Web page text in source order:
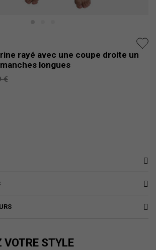
rayé avec une coupe droite un
longues
€
VOTRE STYLE